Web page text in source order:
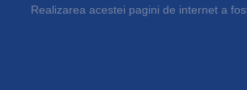
Realizarea acestei pagini de internet a